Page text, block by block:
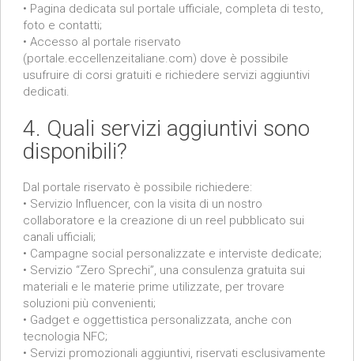
• Pagina dedicata sul portale ufficiale, completa di testo,
foto e contatti;
• Accesso al portale riservato
(portale.eccellenzeitaliane.com) dove è possibile
usufruire di corsi gratuiti e richiedere servizi aggiuntivi
dedicati.
4. Quali servizi aggiuntivi sono
disponibili?
Dal portale riservato è possibile richiedere:
• Servizio Influencer, con la visita di un nostro
collaboratore e la creazione di un reel pubblicato sui
canali ufficiali;
• Campagne social personalizzate e interviste dedicate;
• Servizio “Zero Sprechi”, una consulenza gratuita sui
materiali e le materie prime utilizzate, per trovare
soluzioni più convenienti;
• Gadget e oggettistica personalizzata, anche con
tecnologia NFC;
• Servizi promozionali aggiuntivi, riservati esclusivamente